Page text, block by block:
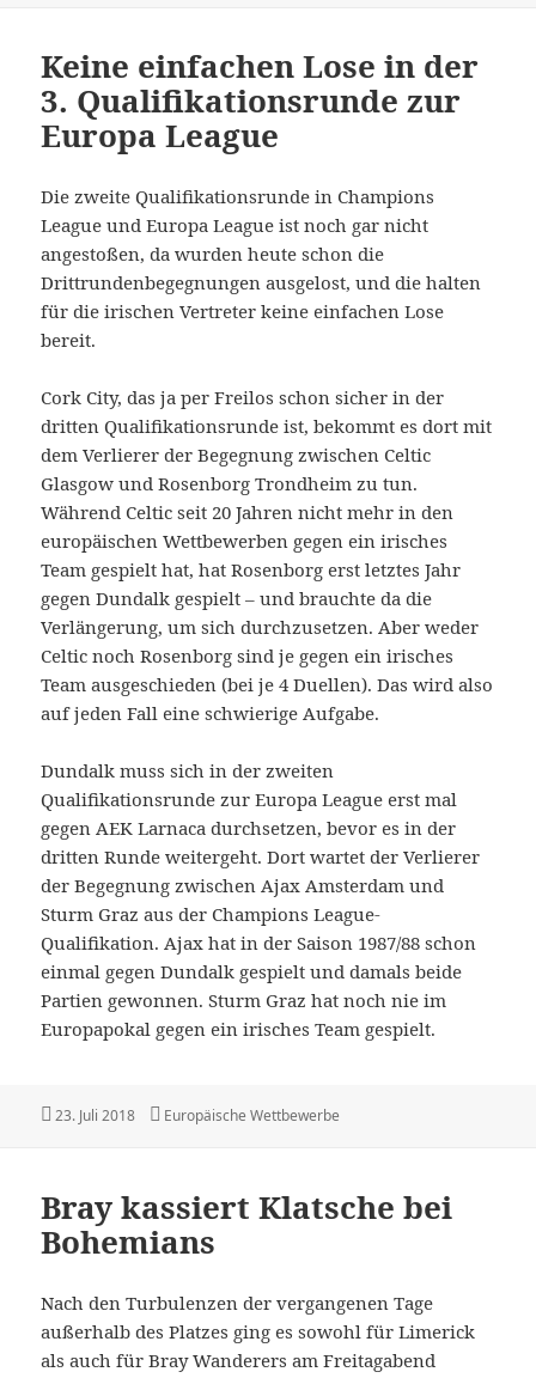
Keine einfachen Lose in der
3. Qualifikationsrunde zur
Europa League
Die zweite Qualifikationsrunde in Champions
League und Europa League ist noch gar nicht
angestoßen, da wurden heute schon die
Drittrundenbegegnungen ausgelost, und die halten
für die irischen Vertreter keine einfachen Lose
bereit.
Cork City, das ja per Freilos schon sicher in der
dritten Qualifikationsrunde ist, bekommt es dort mit
dem Verlierer der Begegnung zwischen Celtic
Glasgow und Rosenborg Trondheim zu tun.
Während Celtic seit 20 Jahren nicht mehr in den
europäischen Wettbewerben gegen ein irisches
Team gespielt hat, hat Rosenborg erst letztes Jahr
gegen Dundalk gespielt – und brauchte da die
Verlängerung, um sich durchzusetzen. Aber weder
Celtic noch Rosenborg sind je gegen ein irisches
Team ausgeschieden (bei je 4 Duellen). Das wird also
auf jeden Fall eine schwierige Aufgabe.
Dundalk muss sich in der zweiten
Qualifikationsrunde zur Europa League erst mal
gegen AEK Larnaca durchsetzen, bevor es in der
dritten Runde weitergeht. Dort wartet der Verlierer
der Begegnung zwischen Ajax Amsterdam und
Sturm Graz aus der Champions League-
Qualifikation. Ajax hat in der Saison 1987/88 schon
einmal gegen Dundalk gespielt und damals beide
Partien gewonnen. Sturm Graz hat noch nie im
Europapokal gegen ein irisches Team gespielt.
Veröffentlicht
23. Juli 2018 Kategorien
Europäische Wettbewerbe
Bray kassiert Klatsche bei
Bohemians
Nach den Turbulenzen der vergangenen Tage
außerhalb des Platzes ging es sowohl für Limerick
als auch für Bray Wanderers am Freitagabend